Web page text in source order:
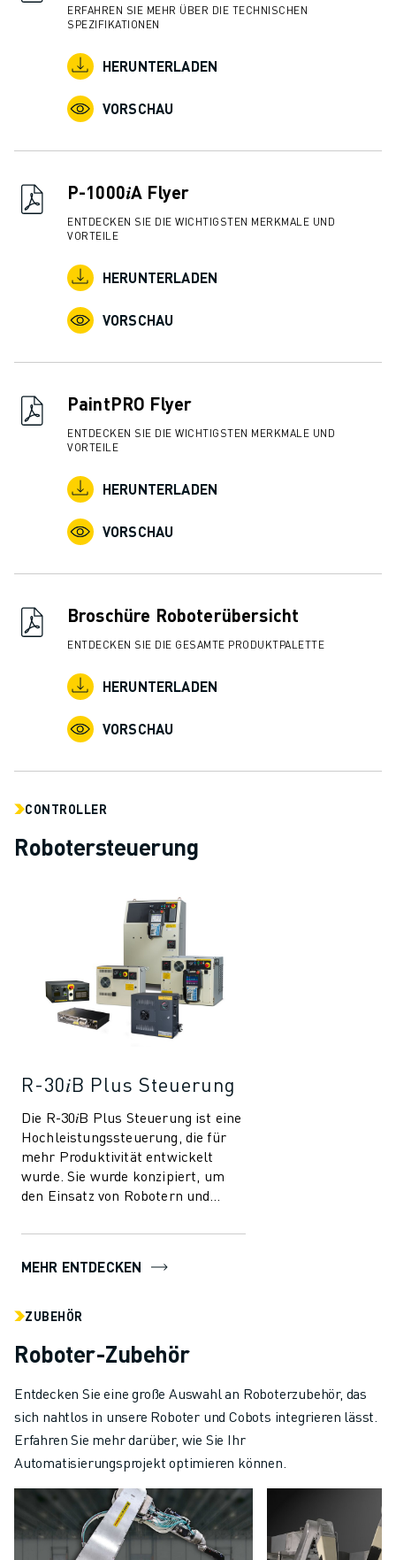
ÜBER FANUC
FANUC IN EUROPA
UNSERE STANDORTE
NACHHALTIGKEIT
GESTALTEN SIE IHRE ZUKUNFT MIT FANUC
KONTAKT
STANDORTE
IMPRESSUM
ERFAHREN SIE MEHR ÜBER DIE TECHNISCHEN
SPEZIFIKATIONEN
HERUNTERLADEN
VORSCHAU
P-1000𝑖A Flyer
ENTDECKEN SIE DIE WICHTIGSTEN MERKMALE UND
VORTEILE
HERUNTERLADEN
VORSCHAU
PaintPRO Flyer
ENTDECKEN SIE DIE WICHTIGSTEN MERKMALE UND
VORTEILE
HERUNTERLADEN
VORSCHAU
Broschüre Roboterübersicht
ENTDECKEN SIE DIE GESAMTE PRODUKTPALETTE
HERUNTERLADEN
VORSCHAU
CONTROLLER
Robotersteuerung
R-30𝑖B Plus Steuerung
Die R-30𝑖B Plus Steuerung ist eine
Hochleistungssteuerung, die für
mehr Produktivität entwickelt
wurde. Sie wurde konzipiert, um
den Einsatz von Robotern und
Fertigungsindust...
MEHR ENTDECKEN
ZUBEHÖR
Roboter-Zubehör
Entdecken Sie eine große Auswahl an Roboterzubehör, das
sich nahtlos in unsere Roboter und Cobots integrieren lässt.
Erfahren Sie mehr darüber, wie Sie Ihr
Automatisierungsprojekt optimieren können.